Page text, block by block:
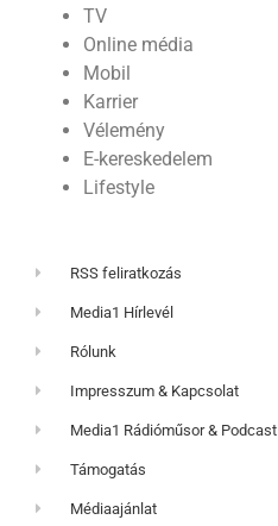
TV
Online média
Mobil
Karrier
Vélemény
E-kereskedelem
Lifestyle
RSS feliratkozás
Media1 Hírlevél
Rólunk
Impresszum & Kapcsolat
Media1 Rádióműsor & Podcast
Támogatás
Médiaajánlat